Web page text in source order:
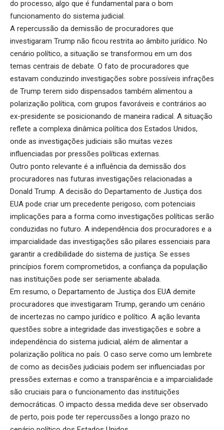
do processo, algo que é fundamental para o bom
funcionamento do sistema judicial.
A repercussão da demissão de procuradores que
investigaram Trump não ficou restrita ao âmbito jurídico. No
cenário político, a situação se transformou em um dos
temas centrais de debate. O fato de procuradores que
estavam conduzindo investigações sobre possíveis infrações
de Trump terem sido dispensados também alimentou a
polarização política, com grupos favoráveis e contrários ao
ex-presidente se posicionando de maneira radical. A situação
reflete a complexa dinâmica política dos Estados Unidos,
onde as investigações judiciais são muitas vezes
influenciadas por pressões políticas externas.
Outro ponto relevante é a influência da demissão dos
procuradores nas futuras investigações relacionadas a
Donald Trump. A decisão do Departamento de Justiça dos
EUA pode criar um precedente perigoso, com potenciais
implicações para a forma como investigações políticas serão
conduzidas no futuro. A independência dos procuradores e a
imparcialidade das investigações são pilares essenciais para
garantir a credibilidade do sistema de justiça. Se esses
princípios forem comprometidos, a confiança da população
nas instituições pode ser seriamente abalada.
Em resumo, o Departamento de Justiça dos EUA demite
procuradores que investigaram Trump, gerando um cenário
de incertezas no campo jurídico e político. A ação levanta
questões sobre a integridade das investigações e sobre a
independência do sistema judicial, além de alimentar a
polarização política no país. O caso serve como um lembrete
de como as decisões judiciais podem ser influenciadas por
pressões externas e como a transparência e a imparcialidade
são cruciais para o funcionamento das instituições
democráticas. O impacto dessa medida deve ser observado
de perto, pois pode ter repercussões a longo prazo no